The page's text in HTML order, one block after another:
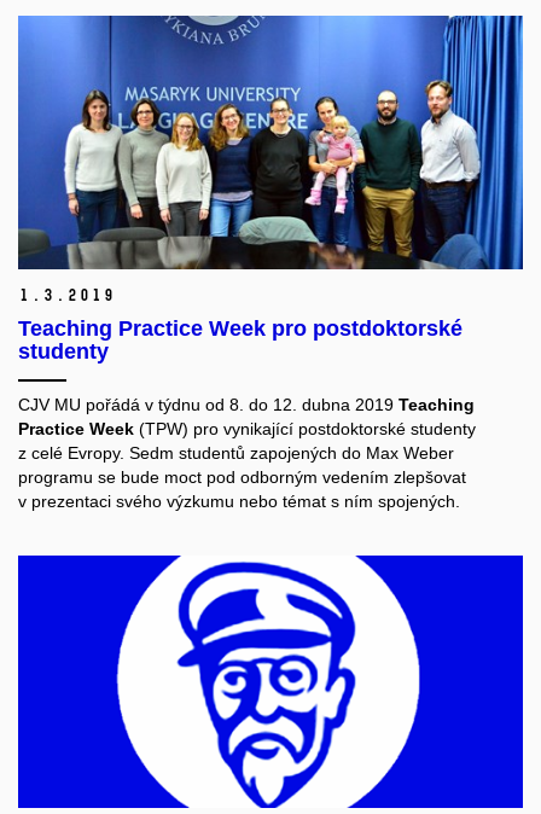
1. 3. 2019
Teaching Practice Week pro postdoktorské
studenty
CJV MU pořádá v týdnu od 8. do 12. dubna 2019 Teaching
Practice Week (TPW) pro vynikající postdoktorské studenty
z celé Evropy. Sedm studentů zapojených do Max Weber
programu se bude moct pod odborným vedením zlepšovat
v prezentaci svého výzkumu nebo témat s ním spojených.